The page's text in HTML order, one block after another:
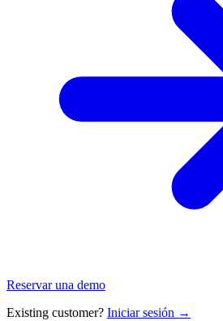
Reservar una demo
Existing customer? Iniciar sesión →